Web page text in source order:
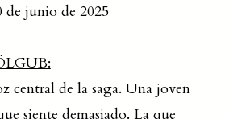
de junio de 2025
central de la saga. Una joven
siente demasiado. La que